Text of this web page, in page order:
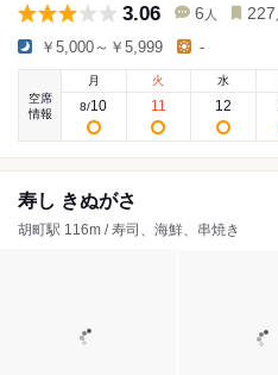
3.06 6 人 227
￥5,000～￥5,999 -
空席
情報
月
8/10
火
11
水
12
寿し きぬがさ
胡町駅 116m / 寿司、海鮮、串焼き